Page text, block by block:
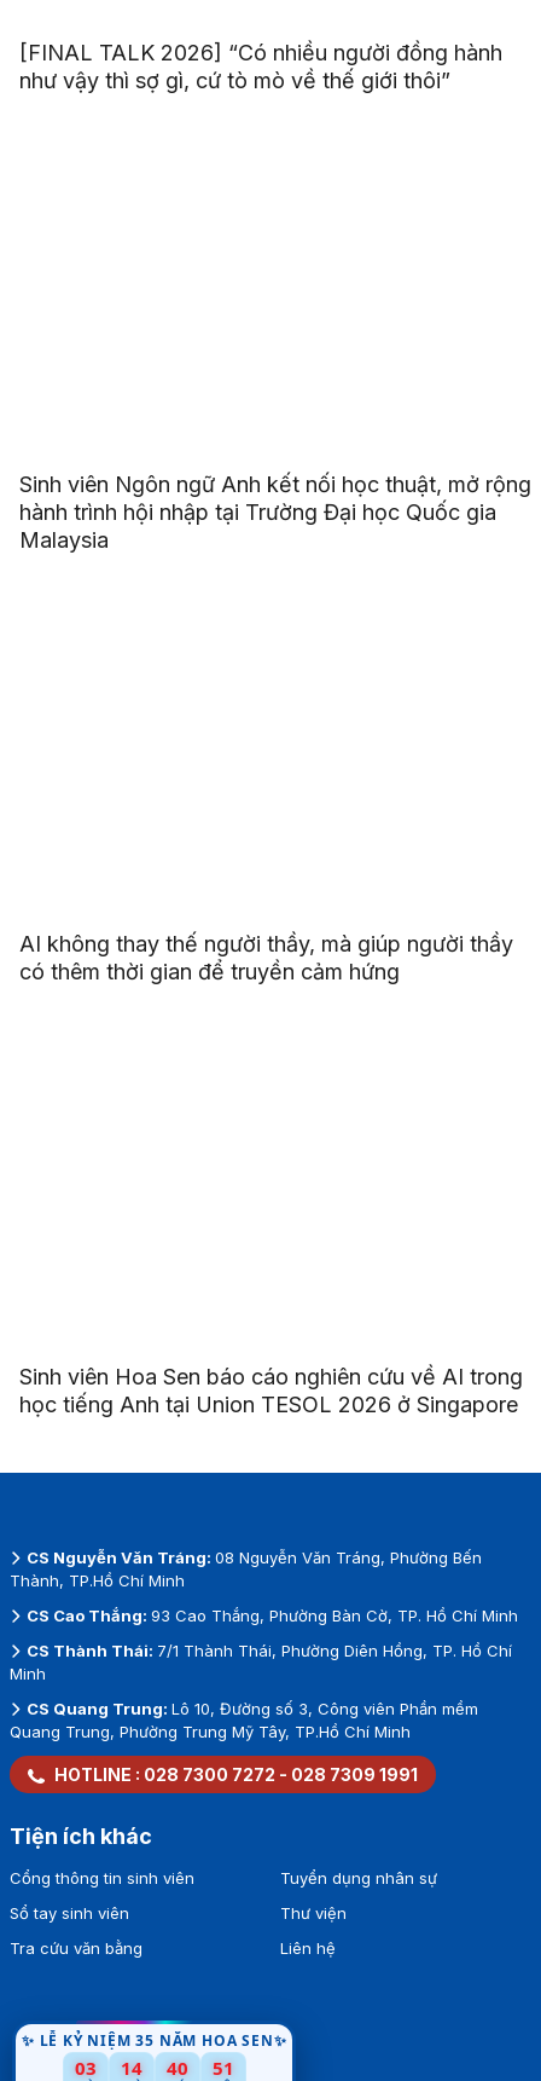
✨ LỄ KỶ NIỆM 35 NĂM HOA SEN✨
03 14 40 51
[FINAL TALK 2026] “Có nhiều người đồng hành
như vậy thì sợ gì, cứ tò mò về thế giới thôi”
Sinh viên Ngôn ngữ Anh kết nối học thuật, mở rộng
hành trình hội nhập tại Trường Đại học Quốc gia
Malaysia
AI không thay thế người thầy, mà giúp người thầy
có thêm thời gian để truyền cảm hứng
Sinh viên Hoa Sen báo cáo nghiên cứu về AI trong
học tiếng Anh tại Union TESOL 2026 ở Singapore
CS Nguyễn Văn Tráng: 08 Nguyễn Văn Tráng, Phường Bến
Thành, TP.Hồ Chí Minh
CS Cao Thắng: 93 Cao Thắng, Phường Bàn Cờ, TP. Hồ Chí Minh
CS Thành Thái: 7/1 Thành Thái, Phường Diên Hồng, TP. Hồ Chí
Minh
CS Quang Trung: Lô 10, Đường số 3, Công viên Phần mềm
Quang Trung, Phường Trung Mỹ Tây, TP.Hồ Chí Minh
HOTLINE : 028 7300 7272 - 028 7309 1991
Tiện ích khác
Cổng thông tin sinh viên
Sổ tay sinh viên
Tra cứu văn bằng
Tuyển dụng nhân sự
Thư viện
Liên hệ